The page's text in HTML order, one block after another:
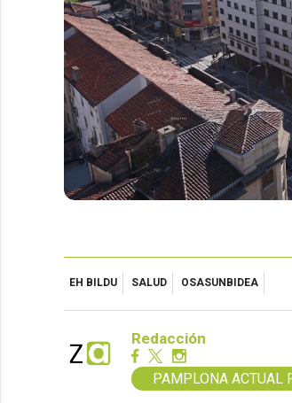
EH BILDU SALUD OSASUNBIDEA
Redacción
PAMPLONA ACTUAL